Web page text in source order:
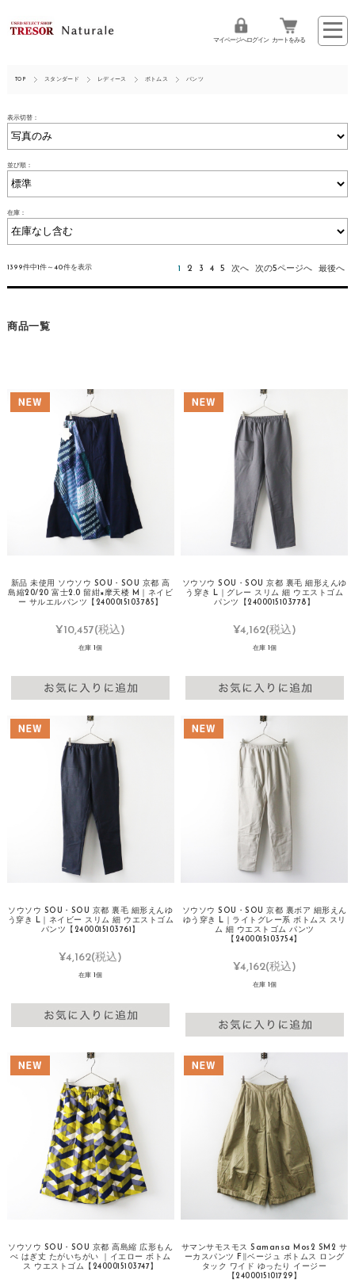
マイページへログイン カートをみる
TOP スタンダード レディース ボトムス パンツ
表示切替：
並び順：
在庫：
1399件中1件～40件を表示 1 2 3 4 5 次へ 次の5ページへ 最後へ
商品一覧
新品 未使用 ソウソウ SOU・SOU 京都 高
島縮20/20 富士2.0 留紺×摩天楼 M｜ネイビ
ー サルエルパンツ【2400015103785】
¥10,457(税込)
在庫 1個
ソウソウ SOU・SOU 京都 裏毛 細形えんゆ
う穿き L｜グレー スリム 細 ウエストゴム
パンツ【2400015103778】
¥4,162(税込)
在庫 1個
ソウソウ SOU・SOU 京都 裏毛 細形えんゆ
う穿き L｜ネイビー スリム 細 ウエストゴム
パンツ【2400015103761】
¥4,162(税込)
在庫 1個
ソウソウ SOU・SOU 京都 裏ボア 細形えん
ゆう穿き L｜ライトグレー系 ボトムス スリ
ム 細 ウエストゴム パンツ
【2400015103754】
¥4,162(税込)
在庫 1個
ソウソウ SOU・SOU 京都 高島縮 広形もん
ぺ はぎ丈 たがいちがい ｜イエロー ボトム
ス ウエストゴム【2400015103747】
サマンサモスモス Samansa Mos2 SM2 サ
ーカスパンツ F∥ベージュ ボトムス ロング
タック ワイド ゆったり イージー
【2400015101729】